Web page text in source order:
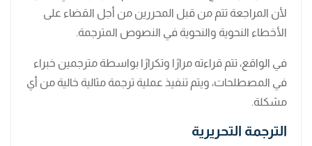
لأن المراجعة تتم من قبل المحررين من أجل القضاء على
الأخطاء النحوية والنحوية في النصوص المترجمة.
في الواقع، تتم قراءته مرارًا وتكرارًا بواسطة مترجمين خبراء
في المصطلحات، ويتم تنفيذ عملية ترجمة مثالية خالية من أي
مشكلة.
الترجمة التحريرية